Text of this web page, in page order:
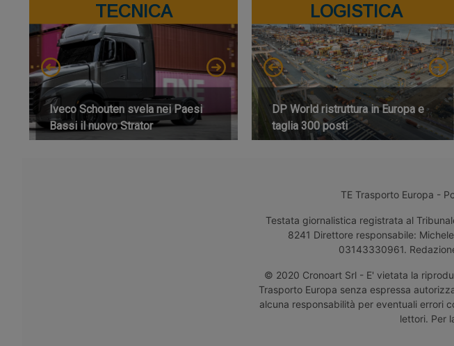
TECNICA
Iveco Schouten svela nei Paesi
Bassi il nuovo Strator
LOGISTICA
DP World ristruttura in Europa e
taglia 300 posti
TE Trasporto Europa -
Testata giornalistica registrata al
8241 Direttore responsabile:
03143330961.
© 2020 Cronoart Srl - E' vietata la
Trasporto Europa senza espressa
alcuna responsabilità per eventuali errori
lettori. Per